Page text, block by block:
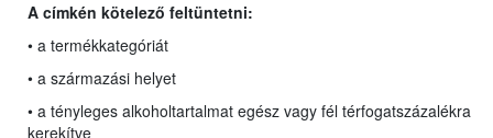
A címkén kötelező feltüntetni:
• a termékkategóriát
• a származási helyet
• a tényleges alkoholtartalmat egész vagy fél térfogatszázalékra
kerekítve